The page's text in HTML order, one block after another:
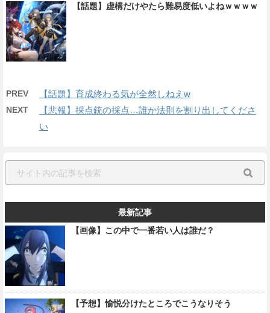
【話題】虚構だけやたら難易度低いよねｗｗｗｗ
PREV 【話題】育成終わる気が全然しねえw
NEXT
【悲報】採点銃の採点…誰か法則を割り出してくださ
い
最新記事
【画像】この中で一番若い人は誰だ？
【予想】愉悦分けたところでこうなりそう